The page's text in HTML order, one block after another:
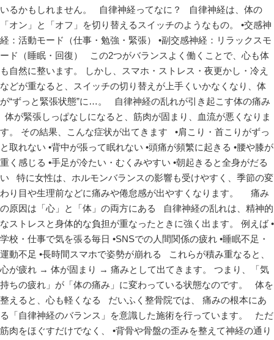
いるかもしれません。 自律神経ってなに？ 自律神経は、体の
「オン」と「オフ」を切り替えるスイッチのようなもの。 •交感神
経：活動モード（仕事・勉強・緊張） •副交感神経：リラックスモ
ード（睡眠・回復） この2つがバランスよく働くことで、心も体
も自然に整います。 しかし、スマホ・ストレス・夜更かし・冷え
などが重なると、スイッチの切り替えが上手くいかなくなり、体
が“ずっと緊張状態”に…。 自律神経の乱れが引き起こす体の痛み
体が緊張しっぱなしになると、筋肉が固まり、血流が悪くなりま
す。 その結果、こんな症状が出てきます •肩こり・首こりがずっ
と取れない •背中が張って眠れない •頭痛が頻繁に起きる •腰や膝が
重く感じる •手足が冷たい・むくみやすい •朝起きると全身がだる
い 特に女性は、ホルモンバランスの影響も受けやすく、季節の変
わり目や生理前などに痛みや倦怠感が出やすくなります。 痛み
の原因は「心」と「体」の両方にある 自律神経の乱れは、精神的
なストレスと身体的な負担が重なったときに強く出ます。 例えば •
学校・仕事で気を張る毎日 •SNSでの人間関係の疲れ •睡眠不足・
運動不足 •長時間スマホで姿勢が崩れる これらが積み重なると、
心が疲れ → 体が固まり → 痛みとして出てきます。 つまり、「気
持ちの疲れ」が「体の痛み」に変わっている状態なのです。 体を
整えると、心も軽くなる だいふく整骨院では、 痛みの根本にあ
る「自律神経のバランス」を意識した施術を行っています。 ただ
筋肉をほぐすだけでなく、 •背骨や骨盤の歪みを整えて神経の通り